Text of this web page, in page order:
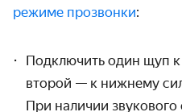
режиме прозвонки:
Подключить один щуп
второй — к нижнему
При наличии